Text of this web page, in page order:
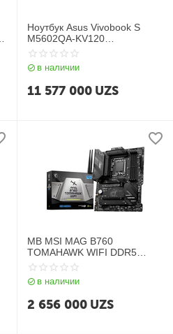
Ноутбук Asus Vivobook S
M5602QA-KV120
(90NB0XW3-M004P0) / R5
5600H / 16GB / SSD 512GB /
16", серый
в наличии
11 577 000 UZS
MB MSI MAG B760
TOMAHAWK WIFI DDR5
LGA1700
в наличии
2 656 000 UZS